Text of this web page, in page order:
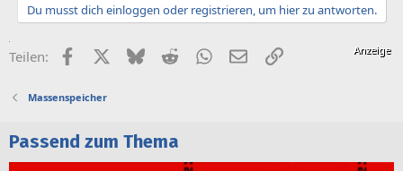
Du musst dich einloggen oder registrieren, um hier zu antworten.
Teilen: FacebookX (Twitter)
BlueskyRedditWhatsApp
E-MailLink
Massenspeicher
Passend zum Thema